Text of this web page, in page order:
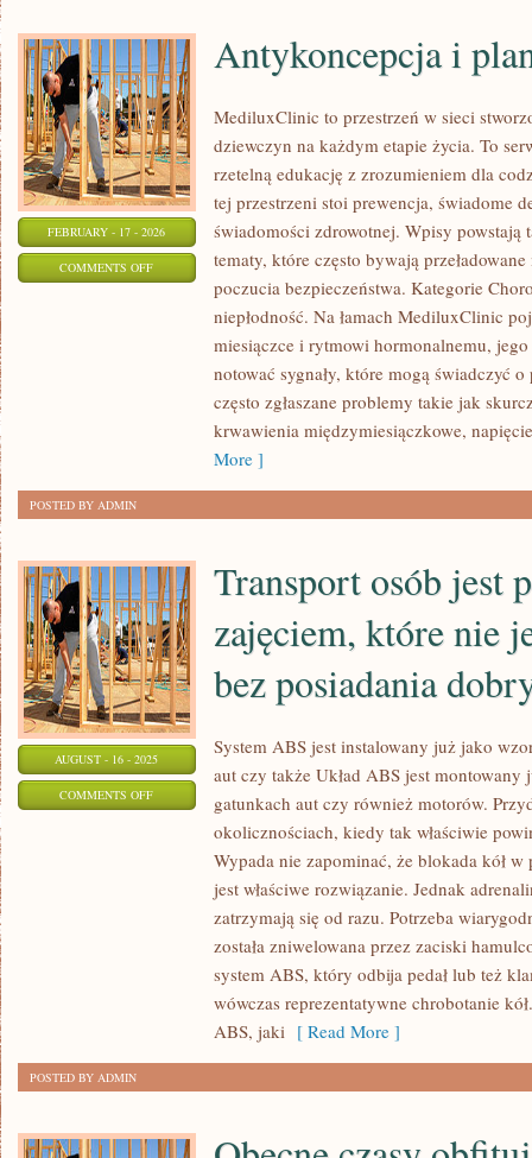
KAŻDEGO
CZŁOWIEKA?
FEBRUARY - 17 - 2026
COMMENTS OFFON
ANTYKONCEPCJA
PLANOWANIE
Antykoncepcja i
MediluxClinic to przestrzeń w sieci
dziewczyn na każdym etapie życia. To
rzetelną edukację z zrozumieniem dla
tej przestrzeni stoi prewencja, świadome
świadomości zdrowotnej. Wpisy powstają
tematy, które często bywają
poczucia bezpieczeństwa. Kategorie
niepłodność. Na łamach MediluxClinic
miesiączce i rytmowi hormonalnemu,
notować sygnały, które mogą świadczyć
często zgłaszane problemy takie jak
krwawienia międzymiesiączkowe,
More ]
POSTED BY ADMIN
AUGUST - 16 - 2025
COMMENTS OFFON
POWAŻNYM
MOŻLIWIE
BEZ
DOBRYCH
Transport osób jest
zajęciem, które nie
bez posiadania
System ABS jest instalowany już jako
aut czy także Układ ABS jest
gatunkach aut czy również motorów.
okolicznościach, kiedy tak właściwie
Wypada nie zapominać, że blokada kół
jest właściwe rozwiązanie. Jednak
zatrzymają się od razu. Potrzeba
została zniwelowana przez zaciski
system ABS, który odbija pedał lub też
wówczas reprezentatywne chrobotanie
ABS, jaki [ Read More ]
POSTED BY ADMIN